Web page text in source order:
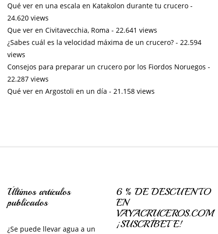
Qué ver en una escala en Katakolon durante tu crucero -
24.620 views
Que ver en Civitavecchia, Roma - 22.641 views
¿Sabes cuál es la velocidad máxima de un crucero? - 22.594
views
Consejos para preparar un crucero por los Fiordos Noruegos -
22.287 views
Qué ver en Argostoli en un día - 21.158 views
Últimos artículos
publicados
¿Se puede llevar agua a un
6 % DE DESCUENTO
EN
VAYACRUCEROS.COM
¡SUSCRÍBETE!